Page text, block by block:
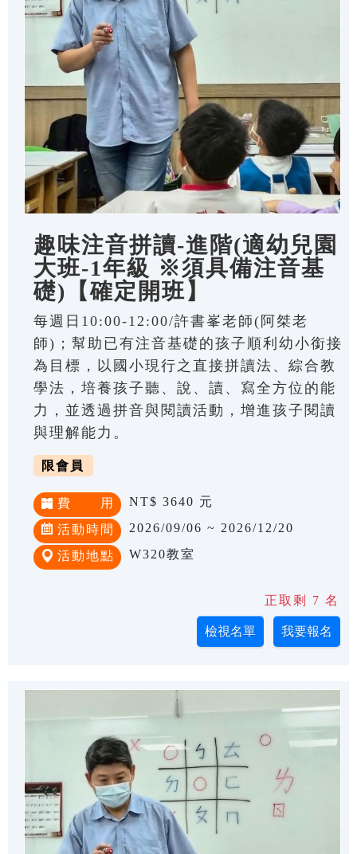
趣味注音拼讀-進階(適幼兒園
大班-1年級 ※須具備注音基
礎)【確定開班】
每週日10:00-12:00/許書峯老師(阿桀老
師)；幫助已有注音基礎的孩子順利幼小銜接
為目標，以國小現行之直接拼讀法、綜合教
學法，培養孩子聽、說、讀、寫全方位的能
力，並透過拼音與閱讀活動，增進孩子閱讀
與理解能力。
限會員
費 用 NT$ 3640 元
活動時間 2026/09/06 ~ 2026/12/20
活動地點 W320教室
正取剩 7 名